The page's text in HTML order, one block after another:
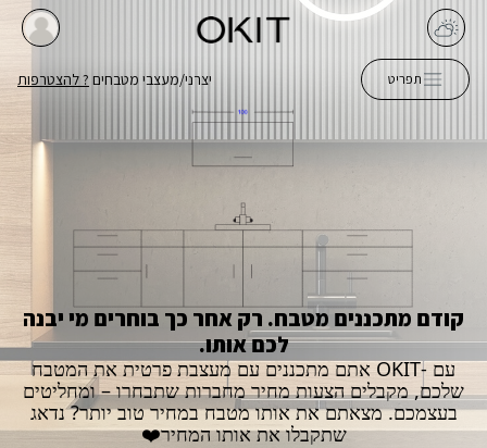
תפריט יצרני/מעצבי מטבחים ? להצטרפות
קודם מתכננים מטבח. רק אחר כך בוחרים מי יבנה
לכם אותו.
עם -OKIT אתם מתכננים עם מעצבת פרטית את המטבח
שלכם, מקבלים הצעות מחיר מחברות שתבחרו – ומחליטים
בעצמכם. מצאתם את אותו מטבח במחיר טוב יותר? נדאג
שתקבלו את אותו המחיר❤️